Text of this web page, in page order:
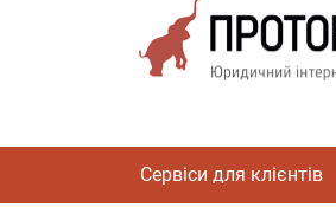
Сервіси для клієнтів